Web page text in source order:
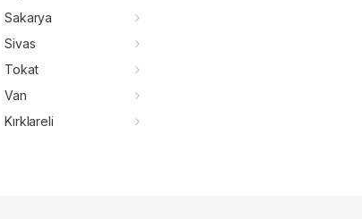
Sakarya
Sivas
Tokat
Van
Kırklareli